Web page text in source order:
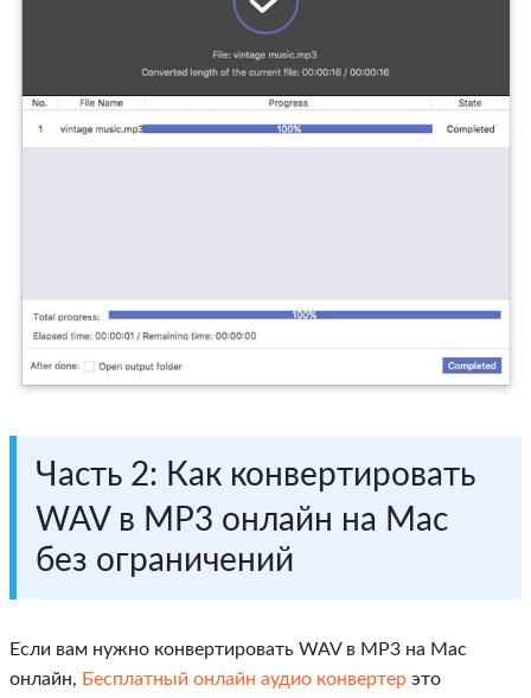
Часть 2: Как конвертировать
WAV в MP3 онлайн на Mac
без ограничений
Если вам нужно конвертировать WAV в MP3 на Mac
онлайн, Бесплатный онлайн аудио конвертер это